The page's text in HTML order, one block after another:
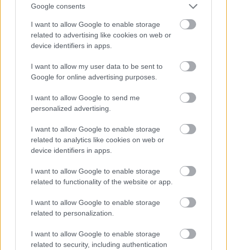
Google consents
I want to allow Google to enable storage
related to advertising like cookies on web or
device identifiers in apps.
I want to allow my user data to be sent to
Google for online advertising purposes.
I want to allow Google to send me
personalized advertising.
I want to allow Google to enable storage
related to analytics like cookies on web or
device identifiers in apps.
I want to allow Google to enable storage
related to functionality of the website or app.
I want to allow Google to enable storage
related to personalization.
I want to allow Google to enable storage
related to security, including authentication
Steiner már csak öt százalék esélyt ad Russell vb-címére